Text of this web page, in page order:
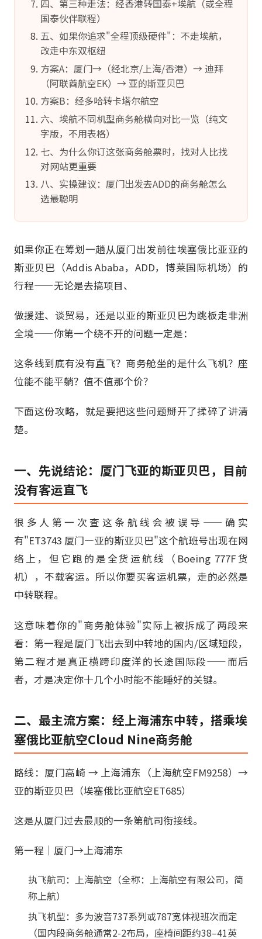
四、第三种走法：经香港转国泰+埃航（或全程
国泰伙伴联程）
五、如果你追求"全程顶级硬件"：不走埃航，
改走中东双枢纽
方案A：厦门→（经北京/上海/香港）→ 迪拜
（阿联酋航空EK）→ 亚的斯亚贝巴
方案B：经多哈转卡塔尔航空
六、埃航不同机型商务舱横向对比一览（纯文
字版，不用表格）
七、为什么你订这张商务舱票时，找对人比找
对网站更重要
八、实操建议：厦门出发去ADD的商务舱怎么
选最聪明
如果你正在筹划一趟从厦门出发前往埃塞俄比亚亚的
斯亚贝巴（Addis Ababa，ADD，博莱国际机场）的
行程——无论是去搞项目、
做援建、谈贸易，还是以亚的斯亚贝巴为跳板走非洲
全境——你第一个绕不开的问题一定是：
这条线到底有没有直飞？商务舱坐的是什么飞机？座
位能不能平躺？值不值那个价？
下面这份攻略，就是要把这些问题掰开了揉碎了讲清
楚。
一、先说结论：厦门飞亚的斯亚贝巴，目前
没有客运直飞
很多人第一次查这条航线会被误导——确实
有"ET3743 厦门—亚的斯亚贝巴"这个航班号出现在网
络上，但它跑的是全货运航线（Boeing 777F货
机），不载客运。所以你要买客运机票，走的必然是
中转联程。
这意味着你的"商务舱体验"实际上被拆成了两段来
看：第一程是厦门飞出去到中转地的国内/区域短段，
第二程才是真正横跨印度洋的长途国际段——而后
者，才是决定你十几个小时能不能睡好的关键。
二、最主流方案：经上海浦东中转，搭乘埃
塞俄比亚航空Cloud Nine商务舱
路线：厦门高崎 → 上海浦东（上海航空FM9258）→
亚的斯亚贝巴（埃塞俄比亚航空ET685）
这是从厦门过去最顺的一条第航司衔接线。
第一程｜厦门→上海浦东
执飞航司：上海航空（全称：上海航空有限公司，简
称上航）
执飞机型：多为波音737系列或787宽体视班次而定
（国内段商务舱通常2-2布局，座椅间距约38–41英